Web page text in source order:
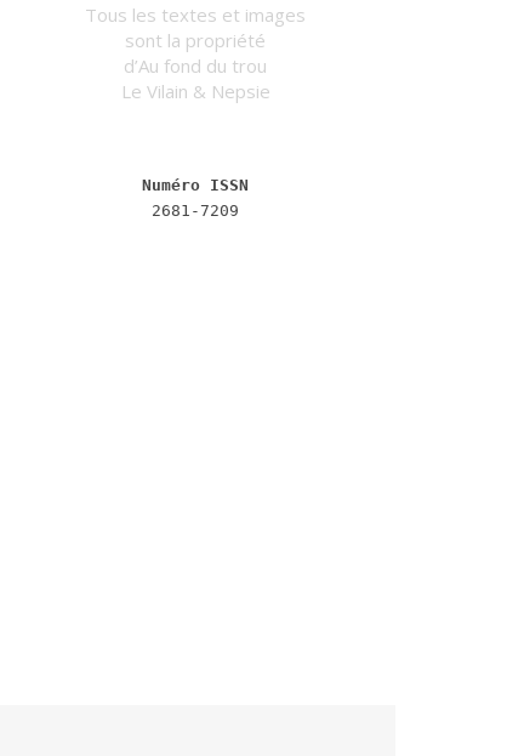
Tous les textes et images
sont la propriété
d’Au fond du trou
Le Vilain & Nepsie
Numéro ISSN
2681-7209